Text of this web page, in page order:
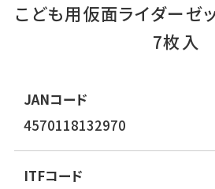
こども用仮面ライダーゼ
7枚入
JANコード
4570118132970
ITFコード